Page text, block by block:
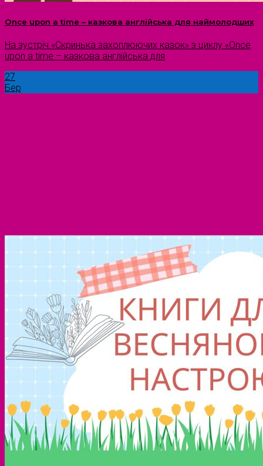
Once upon a time – казкова англійська для наймолодших
На зустріч «Скринька захоплюючих казок» з циклу «Once
upon a time – казкова англійська для
27
Бер